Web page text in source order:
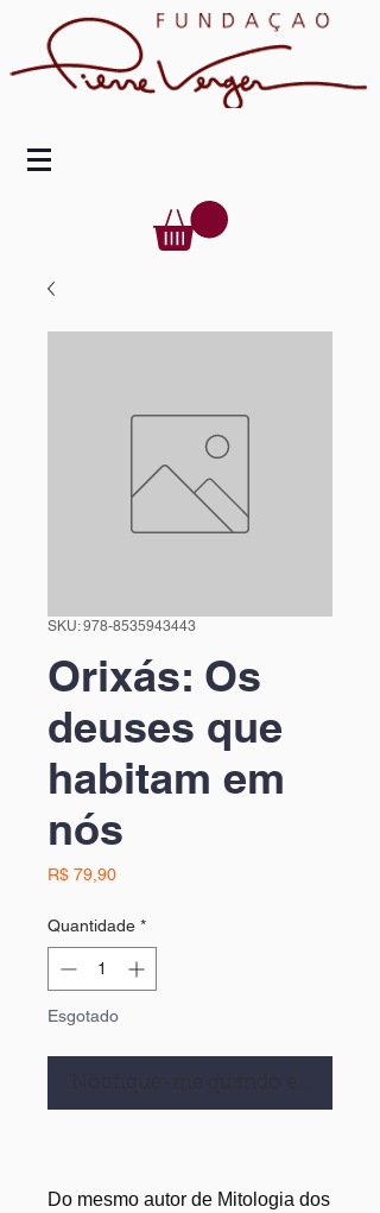
SKU: 978-8535943443
Orixás: Os
deuses que
habitam em
nós
R$ 79,90Preço
Quantidade *
Esgotado
Notifique-me quando estiver
Do mesmo autor de Mitologia dos